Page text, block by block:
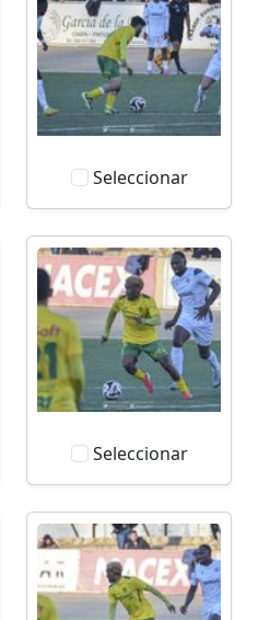
Seleccionar
Seleccionar